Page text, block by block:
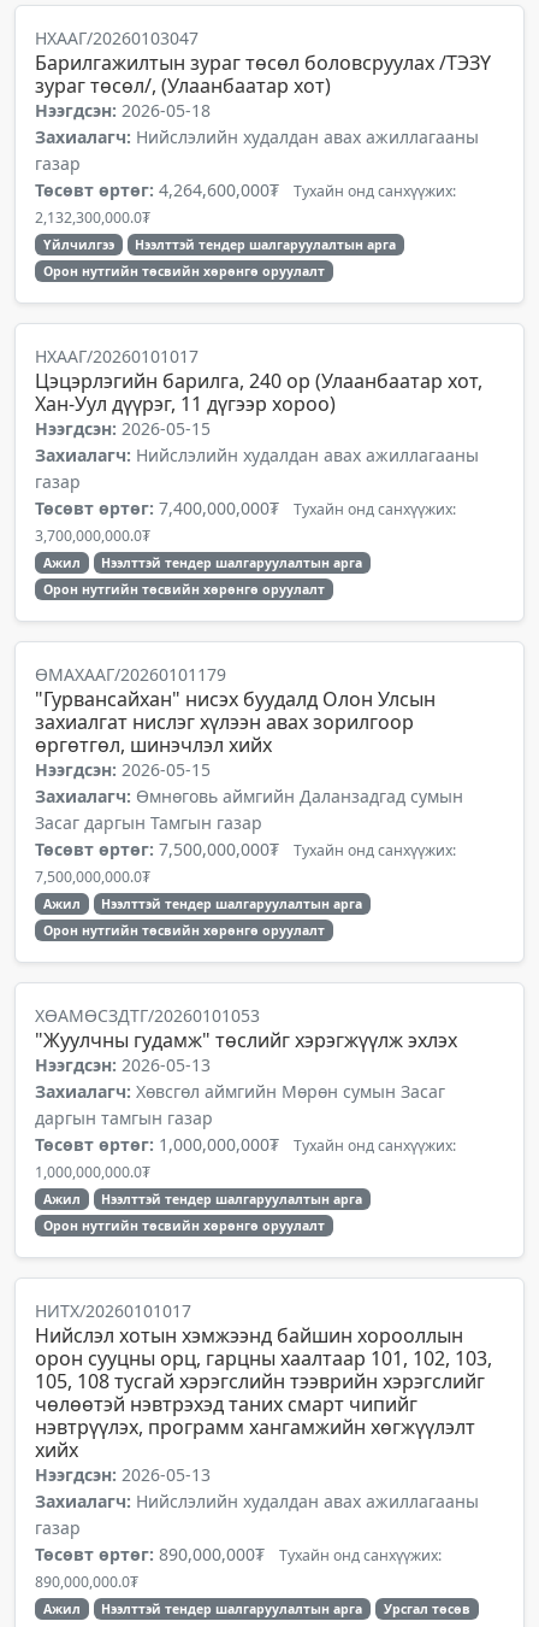
НХААГ/20260103047
Барилгажилтын зураг төсөл боловсруулах /ТЭЗҮ
зураг төсөл/, (Улаанбаатар хот)
Нээгдсэн: 2026-05-18
Захиалагч: Нийслэлийн худалдан авах ажиллагааны
газар
Төсөвт өртөг: 4,264,600,000₮ Тухайн онд санхүүжих:
2,132,300,000.0₮
Үйлчилгээ
Нээлттэй тендер шалгаруулалтын арга
Орон нутгийн төсвийн хөрөнгө оруулалт
НХААГ/20260101017
Цэцэрлэгийн барилга, 240 ор (Улаанбаатар хот,
Хан-Уул дүүрэг, 11 дүгээр хороо)
Нээгдсэн: 2026-05-15
Захиалагч: Нийслэлийн худалдан авах ажиллагааны
газар
Төсөвт өртөг: 7,400,000,000₮ Тухайн онд санхүүжих:
3,700,000,000.0₮
Ажил
Нээлттэй тендер шалгаруулалтын арга
Орон нутгийн төсвийн хөрөнгө оруулалт
ӨМАХААГ/20260101179
"Гурвансайхан" нисэх буудалд Олон Улсын
захиалгат нислэг хүлээн авах зорилгоор
өргөтгөл, шинэчлэл хийх
Нээгдсэн: 2026-05-15
Захиалагч: Өмнөговь аймгийн Даланзадгад сумын
Засаг даргын Тамгын газар
Төсөвт өртөг: 7,500,000,000₮ Тухайн онд санхүүжих:
7,500,000,000.0₮
Ажил
Нээлттэй тендер шалгаруулалтын арга
Орон нутгийн төсвийн хөрөнгө оруулалт
ХӨАМӨСЗДТГ/20260101053
"Жуулчны гудамж" төслийг хэрэгжүүлж эхлэх
Нээгдсэн: 2026-05-13
Захиалагч: Хөвсгөл аймгийн Мөрөн сумын Засаг
даргын тамгын газар
Төсөвт өртөг: 1,000,000,000₮ Тухайн онд санхүүжих:
1,000,000,000.0₮
Ажил
Нээлттэй тендер шалгаруулалтын арга
Орон нутгийн төсвийн хөрөнгө оруулалт
НИТХ/20260101017
Нийслэл хотын хэмжээнд байшин хорооллын
орон сууцны орц, гарцны хаалтаар 101, 102, 103,
105, 108 тусгай хэрэгслийн тээврийн хэрэгслийг
чөлөөтэй нэвтрэхэд таних смарт чипийг
нэвтрүүлэх, программ хангамжийн хөгжүүлэлт
хийх
Нээгдсэн: 2026-05-13
Захиалагч: Нийслэлийн худалдан авах ажиллагааны
газар
Төсөвт өртөг: 890,000,000₮ Тухайн онд санхүүжих:
890,000,000.0₮
Ажил Нээлттэй тендер шалгаруулалтын арга Урсгал төсөв